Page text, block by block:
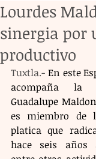
Lourdes
sinergia por
productivo
Tuxtla.- En este
acompaña la
Guadalupe
es miembro de
platica que
hace seis años